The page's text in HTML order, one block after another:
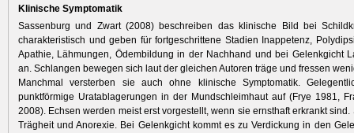
Klinische Symptomatik
Sassenburg und Zwart (2008) beschreiben das klinische Bild bei
charakteristisch und geben für fortgeschrittene Stadien Inappetenz,
Apathie, Lähmungen, Ödembildung in der Nachhand und bei Gelenkgicht
an. Schlangen bewegen sich laut der gleichen Autoren träge und fressen
Manchmal versterben sie auch ohne klinische Symptomatik.
punktförmige Uratablagerungen in der Mundschleimhaut auf (Frye 1981,
2008). Echsen werden meist erst vorgestellt, wenn sie ernsthaft erkrankt sind.
Trägheit und Anorexie. Bei Gelenkgicht kommt es zu Verdickung in den